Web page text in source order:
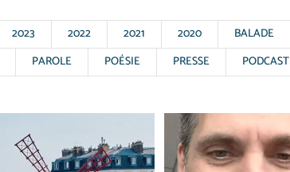
2023 2022 2021 2020 BALADE
PAROLE POÉSIE PRESSE PODCAST